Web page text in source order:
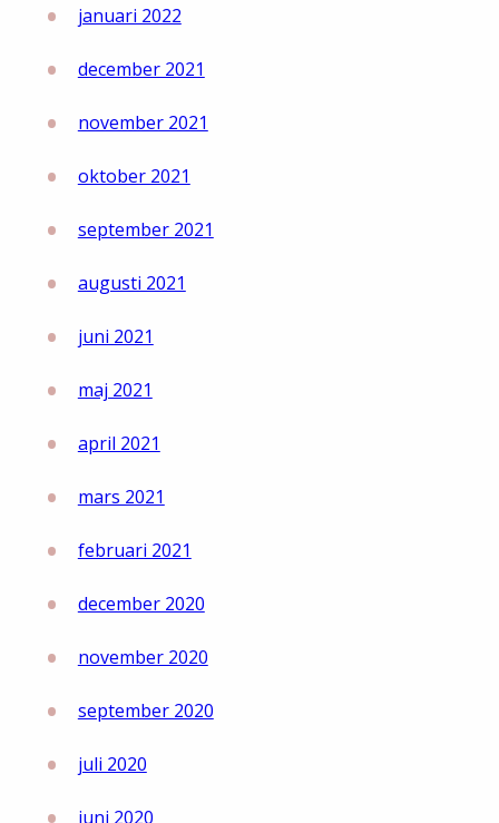
januari 2022
december 2021
november 2021
oktober 2021
september 2021
augusti 2021
juni 2021
maj 2021
april 2021
mars 2021
februari 2021
december 2020
november 2020
september 2020
juli 2020
juni 2020